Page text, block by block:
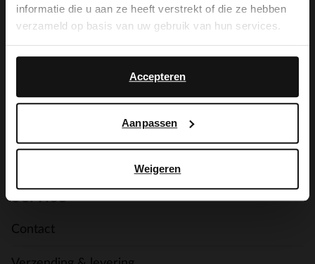
informatie die u aan ze heeft verstrekt of die ze hebben
verzameld op basis van uw gebruik van hun services.
Accepteren
Aanpassen
Weigeren
voordelen wachten
op je.
Service
Contact
English